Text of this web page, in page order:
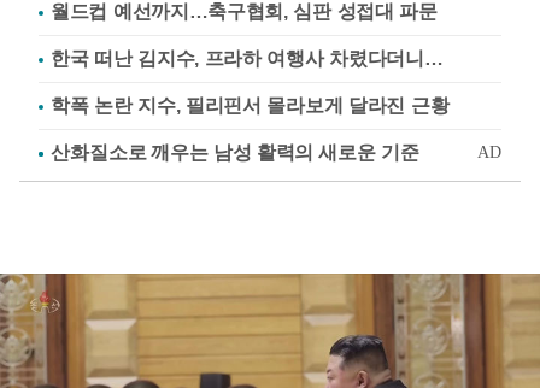
월드컵 예선까지…축구협회, 심판 성접대 파문
한국 떠난 김지수, 프라하 여행사 차렸다더니…
학폭 논란 지수, 필리핀서 몰라보게 달라진 근황